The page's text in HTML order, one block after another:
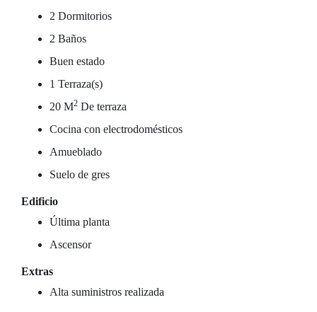
2 Dormitorios
2 Baños
Buen estado
1 Terraza(s)
20 M2 De terraza
Cocina con electrodomésticos
Amueblado
Suelo de gres
Edificio
Última planta
Ascensor
Extras
Alta suministros realizada